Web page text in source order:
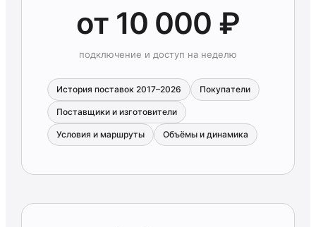
от 10 000 ₽
подключение и доступ на неделю
История поставок 2017–2026 Покупатели
Поставщики и изготовители
Условия и маршруты Объёмы и динамика